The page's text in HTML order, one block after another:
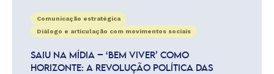
Comunicação estratégica
Diálogo e articulação com movimentos sociais
SAIU NA MÍDIA – ‘BEM VIVER’ COMO
HORIZONTE: A REVOLUÇÃO POLÍTICA DAS